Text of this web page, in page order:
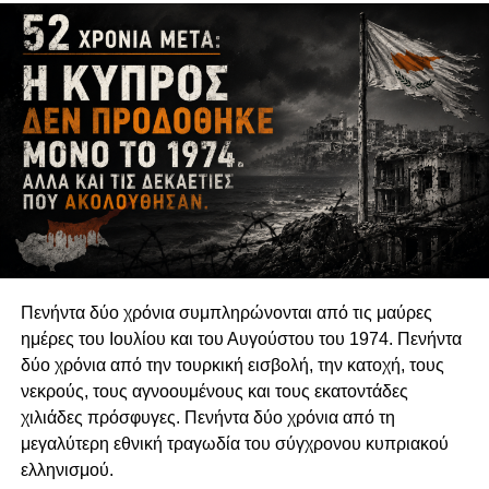
συγκροτούν έναν ενδιάμεσο χώρο μεταξύ κράτους,
αγοράς και πολιτικών κομμάτων. Στον χώρο αυτό
αναπτύσσονται μορφές κοινωνικής εκπροσώπησης,
δημόσιου ελέγχου και συλλογικής διεκδίκησης οι οποίες
δεν εξαντλούνται στους θεσμούς της αντιπροσωπευτικής
δημοκρατίας. Η δυνατότητα των οργανώσεων να
αναδεικνύουν παραμελημένα προβλήματα, να
υπερασπίζονται δικαιώματα και να συμβάλλουν στη
διαμόρφωση δημόσιων πολιτικών συνδέεται άμεσα με τη
διατήρηση της οργανωτικής και πνευματικής τους
αυτονομίας.
Η αυτονομία αυτή δεν συνεπάγεται πολιτική
ουδετερότητα. Μια οργάνωση μπορεί θεμιτά να
υποστηρίζει περιβαλλοντικές πολιτικές, κοινωνικά
δικαιώματα, θεσμικές μεταρρυθμίσεις ή συγκεκριμένες
νομοθετικές παρεμβάσεις. Μπορεί επίσης να ασκεί κριτική
στην κυβέρνηση, να συνεργάζεται με αιρετούς
εκπροσώπους ή να συμμετέχει σε διαδικασίες δημόσιας
Πενήντα δύο χρόνια συμπληρώνονται από τις μαύρες
ημέρες του Ιουλίου και του Αυγούστου του 1974. Πενήντα
δύο χρόνια από την τουρκική εισβολή, την κατοχή, τους
νεκρούς, τους αγνοουμένους και τους εκατοντάδες
χιλιάδες πρόσφυγες. Πενήντα δύο χρόνια από τη
μεγαλύτερη εθνική τραγωδία του σύγχρονου κυπριακού
ελληνισμού.